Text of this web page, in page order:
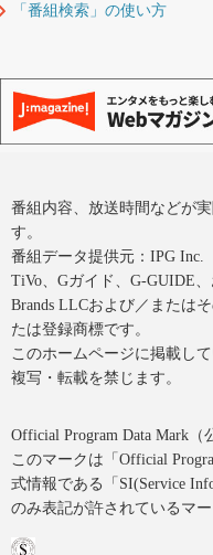
「番組検索」の使い方
番組内容、放送時間などが
す。
番組データ提供元：IPG Inc.
TiVo、Gガイド、G-GUIDE
Brands LLCおよび／または
たは登録商標です。
このホームページに掲載し
複写・転載を禁じます。
Official Program Data Mark（
このマークは「Official
式情報である「SI(Service
のみ表記が許されているマー